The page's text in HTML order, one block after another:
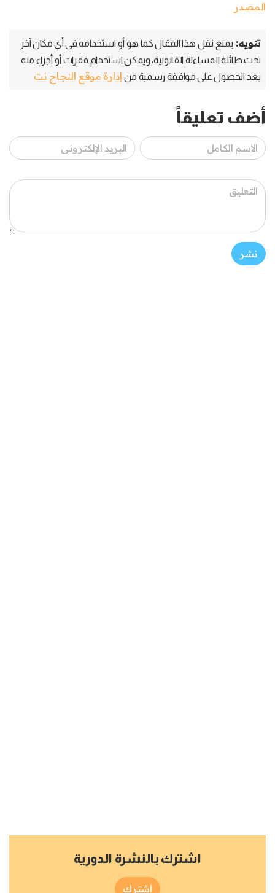
المصدر
تنويه: يمنع نقل هذا المقال كما هو أو استخدامه في أي مكان آخر
تحت طائلة المساءلة القانونية، ويمكن استخدام فقرات أو أجزاء منه
بعد الحصول على موافقة رسمية من إدارة موقع النجاح نت
أضف تعليقاً
نشر
اشترك بالنشرة الدورية
اشترك